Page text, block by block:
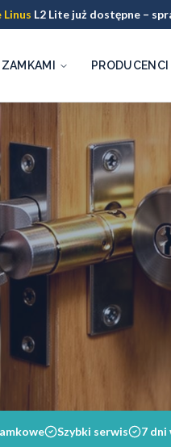
Linus L2 Lite już dostępne –
Szybki serwis 7 dni